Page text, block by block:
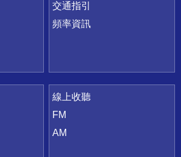
交通指引
頻率資訊
線上收聽
FM
AM